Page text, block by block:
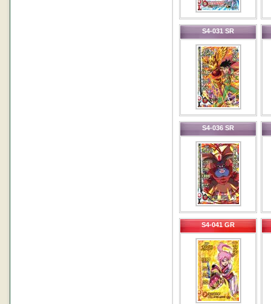
S4-031 SR
S4-036 SR
S4-041 GR